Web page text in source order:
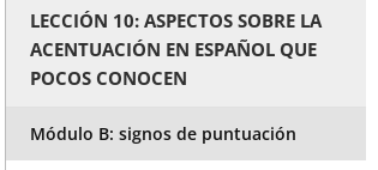
LECCIÓN 10: ASPECTOS SOBRE LA
ACENTUACIÓN EN ESPAÑOL QUE
POCOS CONOCEN
Módulo B: signos de puntuación